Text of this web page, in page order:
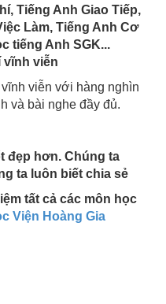
Tiếng Anh Giao Tiếp,
Làm, Tiếng Anh Cơ
tiếng Anh SGK...
vĩnh viễn
viễn với hàng nghìn
và bài nghe đầy đủ.
đẹp hơn. Chúng ta
ta luôn biết chia sẻ
tất cả các môn học
Viện Hoàng Gia